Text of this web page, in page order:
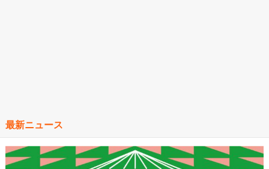
最新ニュース